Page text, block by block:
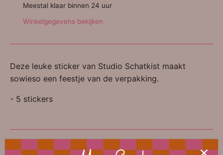
Meestal klaar binnen 24 uur
Winkelgegevens bekijken
Deze leuke sticker van Studio Schatkist maakt
sowieso een feestje van de verpakking.
- 5 stickers